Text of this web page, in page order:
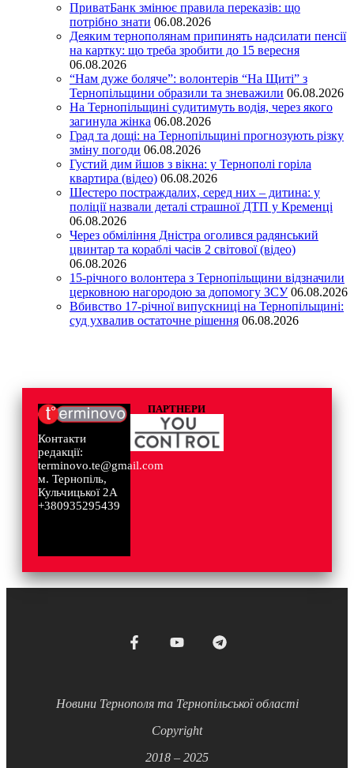
ПриватБанк змінює правила переказів: що
потрібно знати 06.08.2026
Деяким тернополянам припинять надсилати пенсії
на картку: що треба зробити до 15 вересня
06.08.2026
“Нам дуже боляче”: волонтерів “На Щиті” з
Тернопільщини образили та зневажили 06.08.2026
На Тернопільщині судитимуть водія, через якого
загинула жінка 06.08.2026
Град та дощі: на Тернопільщині прогнозують різку
зміну погоди 06.08.2026
Густий дим йшов з вікна: у Тернополі горіла
квартира (відео) 06.08.2026
Шестеро постраждалих, серед них – дитина: у
поліції назвали деталі страшної ДТП у Кременці
06.08.2026
Через обміління Дністра оголився радянський
цвинтар та кораблі часів 2 світової (відео)
06.08.2026
15-річного волонтера з Тернопільщини відзначили
церковною нагородою за допомогу ЗСУ 06.08.2026
Вбивство 17-річної випускниці на Тернопільщині:
суд ухвалив остаточне рішення 06.08.2026
Контакти
редакції:
terminovo.te@gmail.com
м. Тернопіль,
Кульчицької 2А
+380935295439
ПАРТНЕРИ
Новини Тернополя та Тернопільської області
Copyright
2018 – 2025